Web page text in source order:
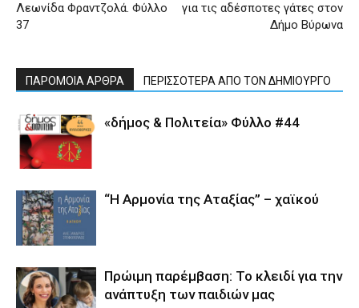
Λεωνίδα Φραντζολά. Φύλλο
37
για τις αδέσποτες γάτες στον
Δήμο Βύρωνα
ΠΑΡΟΜΟΙΑ ΑΡΘΡΑ ΠΕΡΙΣΣΟΤΕΡΑ ΑΠΟ ΤΟΝ ΔΗΜΙΟΥΡΓΟ
«δήμος & Πολιτεία» Φύλλο #44
“Η Αρμονία της Αταξίας” – χαϊκού
Πρώιμη παρέμβαση: Το κλειδί για την
ανάπτυξη των παιδιών µας